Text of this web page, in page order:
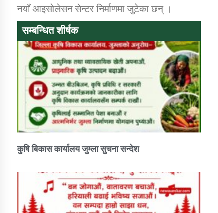
तातोपानी गाउँपालिका जुम्लाको बालविवाह सन्देश
तातोपानी गाउँपालिका जुम्लाको सूचना
तातोपानी गाउँपालिका जुम्लाको सूचना
नयाँ आइसोलेसन सेन्टर निर्माणमा जुटेका छन् ।
सम्बन्धित शीर्षक
कुषि बिकास कार्यालय जुम्ला सुचना सन्देश